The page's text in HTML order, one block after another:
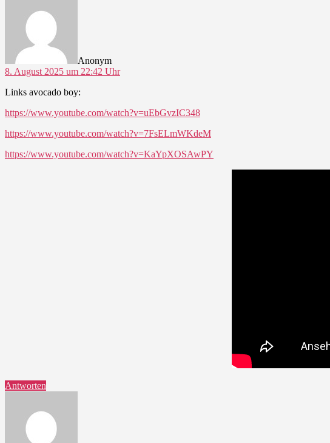
Anonym
8. August 2025 um 22:42 Uhr
Links avocado boy:
https://www.youtube.com/watch?v=uEbGvzIC348
https://www.youtube.com/watch?v=7FsELmWKdeM
https://www.youtube.com/watch?v=KaYpXOSAwPY
Antworten